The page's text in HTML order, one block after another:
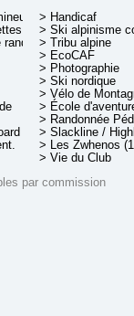
> Handicaf
> Ski alpinisme
> Tribu alpine
> EcoCAF
> Photographie
> Ski nordique
> Vélo de
> École
> Randonnée
> Slackline /
> Les Zwhenos
> Vie du Club
par commission